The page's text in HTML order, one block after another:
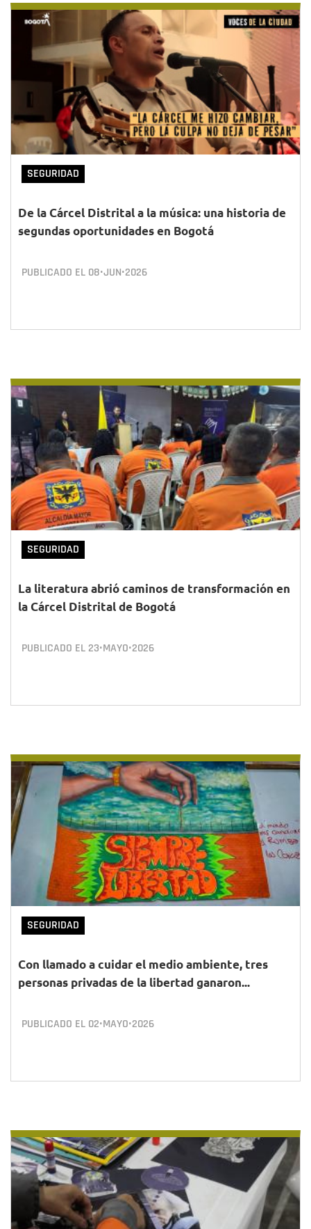
SEGURIDAD
De la Cárcel Distrital a la música: una historia de
segundas oportunidades en Bogotá
PUBLICADO EL 08•JUN•2026
SEGURIDAD
La literatura abrió caminos de transformación en
la Cárcel Distrital de Bogotá
PUBLICADO EL 23•MAYO•2026
SEGURIDAD
Con llamado a cuidar el medio ambiente, tres
personas privadas de la libertad ganaron...
PUBLICADO EL 02•MAYO•2026